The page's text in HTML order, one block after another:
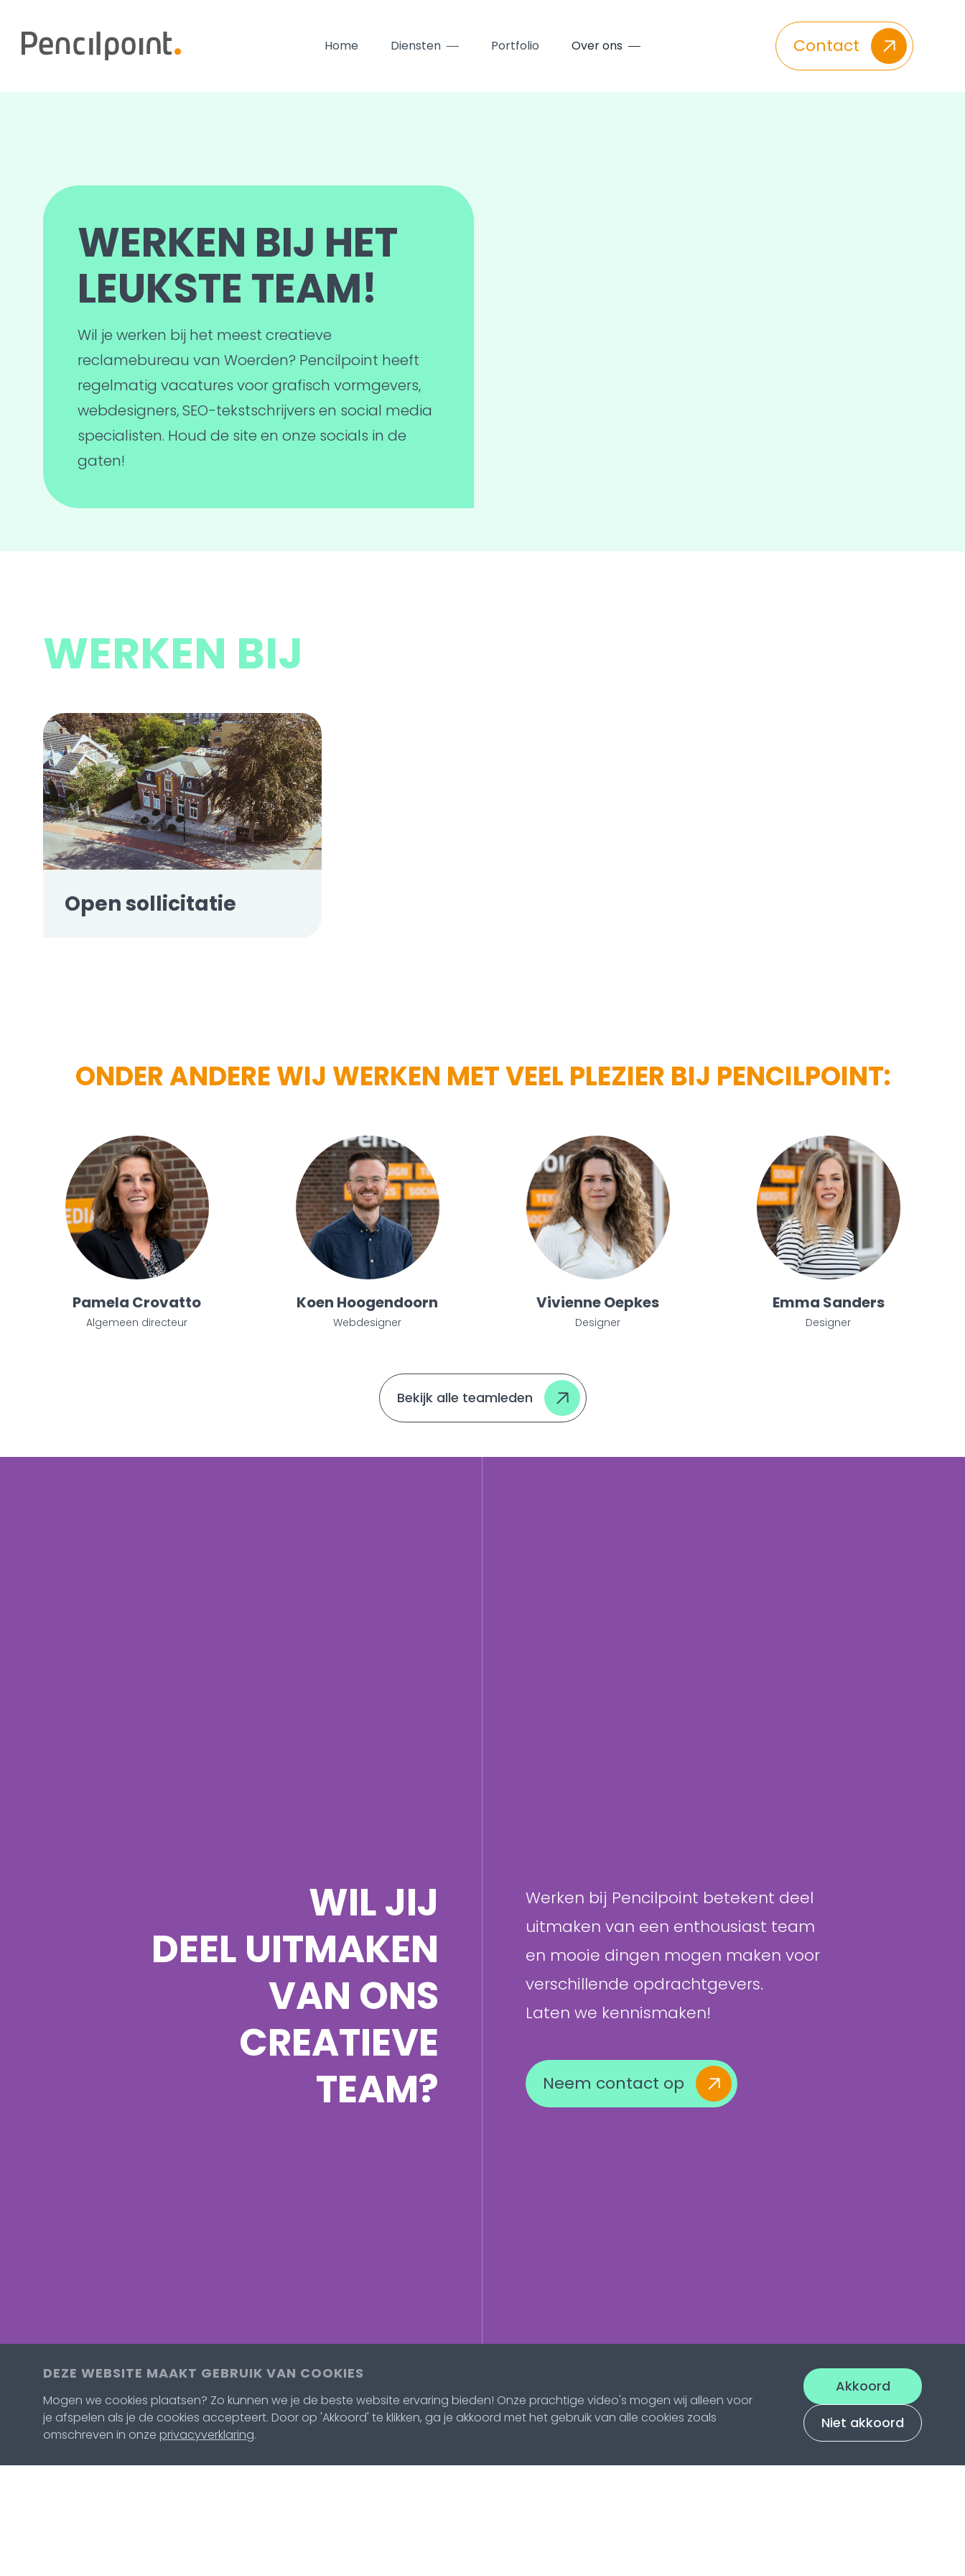
DEZE WEBSITE MAAKT GEBRUIK VAN COOKIES
Mogen we cookies plaatsen? Zo kunnen we je de beste website ervaring bieden! Onze prachtige video's mogen wij alleen voor
je afspelen als je de cookies accepteert. Door op 'Akkoord' te klikken, ga je akkoord met het gebruik van alle cookies zoals
omschreven in onze privacyverklaring.
Akkoord
Niet akkoord
Home Diensten Portfolio Over ons
Home
Contact
WERKEN BIJ HET
LEUKSTE TEAM!
Wil je werken bij het meest creatieve
reclamebureau van Woerden? Pencilpoint heeft
regelmatig vacatures voor grafisch vormgevers,
webdesigners, SEO-tekstschrijvers en social media
specialisten. Houd de site en onze socials in de
gaten!
WERKEN BIJ
Open sollicitatie
ONDER ANDERE WIJ WERKEN MET VEEL PLEZIER BIJ PENCILPOINT:
Pamela Crovatto
Algemeen directeur
Koen Hoogendoorn
Webdesigner
Vivienne Oepkes
Designer
Emma Sanders
Designer
Bekijk alle teamleden
WIL JIJ
DEEL UITMAKEN
VAN ONS
CREATIEVE
TEAM?
Werken bij Pencilpoint betekent deel
uitmaken van een enthousiast team
en mooie dingen mogen maken voor
verschillende opdrachtgevers.
Laten we kennismaken!
Neem contact op